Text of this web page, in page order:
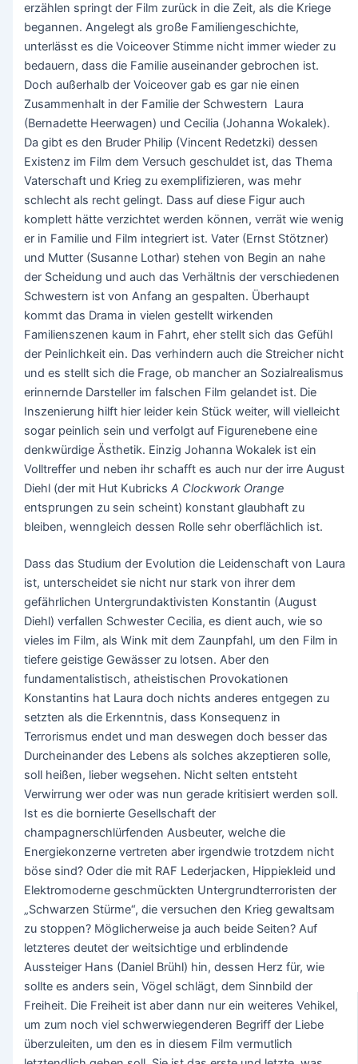
erzählen springt der Film zurück in die Zeit, als die Kriege
begannen. Angelegt als große Familiengeschichte,
unterlässt es die Voiceover Stimme nicht immer wieder zu
bedauern, dass die Familie auseinander gebrochen ist.
Doch außerhalb der Voiceover gab es gar nie einen
Zusammenhalt in der Familie der Schwestern Laura
(Bernadette Heerwagen) und Cecilia (Johanna Wokalek).
Da gibt es den Bruder Philip (Vincent Redetzki) dessen
Existenz im Film dem Versuch geschuldet ist, das Thema
Vaterschaft und Krieg zu exemplifizieren, was mehr
schlecht als recht gelingt. Dass auf diese Figur auch
komplett hätte verzichtet werden können, verrät wie wenig
er in Familie und Film integriert ist. Vater (Ernst Stötzner)
und Mutter (Susanne Lothar) stehen von Begin an nahe
der Scheidung und auch das Verhältnis der verschiedenen
Schwestern ist von Anfang an gespalten. Überhaupt
kommt das Drama in vielen gestellt wirkenden
Familienszenen kaum in Fahrt, eher stellt sich das Gefühl
der Peinlichkeit ein. Das verhindern auch die Streicher nicht
und es stellt sich die Frage, ob mancher an Sozialrealismus
erinnernde Darsteller im falschen Film gelandet ist. Die
Inszenierung hilft hier leider kein Stück weiter, will vielleicht
sogar peinlich sein und verfolgt auf Figurenebene eine
denkwürdige Ästhetik. Einzig Johanna Wokalek ist ein
Volltreffer und neben ihr schafft es auch nur der irre August
Diehl (der mit Hut KubricksA Clockwork Orange
entsprungen zu sein scheint) konstant glaubhaft zu
bleiben, wenngleich dessen Rolle sehr oberflächlich ist.
Dass das Studium der Evolution die Leidenschaft von Laura
ist, unterscheidet sie nicht nur stark von ihrer dem
gefährlichen Untergrundaktivisten Konstantin (August
Diehl) verfallen Schwester Cecilia, es dient auch, wie so
vieles im Film, als Wink mit dem Zaunpfahl, um den Film in
tiefere geistige Gewässer zu lotsen. Aber den
fundamentalistisch, atheistischen Provokationen
Konstantins hat Laura doch nichts anderes entgegen zu
setzten als die Erkenntnis, dass Konsequenz in
Terrorismus endet und man deswegen doch besser das
Durcheinander des Lebens als solches akzeptieren solle,
soll heißen, lieber wegsehen. Nicht selten entsteht
Verwirrung wer oder was nun gerade kritisiert werden soll.
Ist es die bornierte Gesellschaft der
champagnerschlürfenden Ausbeuter, welche die
Energiekonzerne vertreten aber irgendwie trotzdem nicht
böse sind? Oder die mit RAF Lederjacken, Hippiekleid und
Elektromoderne geschmückten Untergrundterroristen der
„Schwarzen Stürme“, die versuchen den Krieg gewaltsam
zu stoppen? Möglicherweise ja auch beide Seiten? Auf
letzteres deutet der weitsichtige und erblindende
Aussteiger Hans (Daniel Brühl) hin, dessen Herz für, wie
sollte es anders sein, Vögel schlägt, dem Sinnbild der
Freiheit. Die Freiheit ist aber dann nur ein weiteres Vehikel,
um zum noch viel schwerwiegenderen Begriff der Liebe
überzuleiten, um den es in diesem Film vermutlich